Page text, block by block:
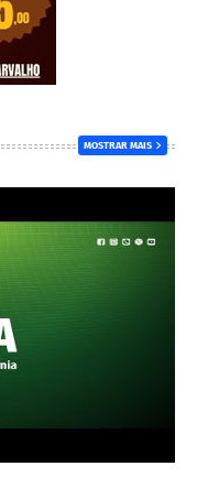
MOSTRAR MAIS